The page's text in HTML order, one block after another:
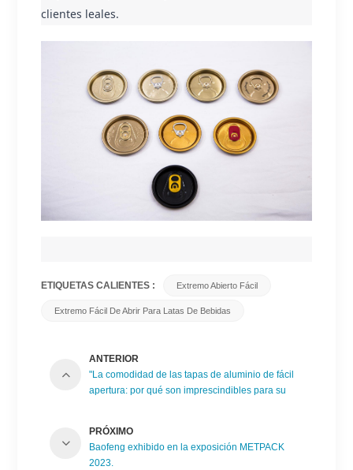
clientes leales.
ETIQUETAS CALIENTES : Extremo Abierto Fácil
Extremo Fácil De Abrir Para Latas De Bebidas
ANTERIOR
"La comodidad de las tapas de aluminio de fácil
apertura: por qué son imprescindibles para su
PRÓXIMO
Baofeng exhibido en la exposición METPACK
2023.